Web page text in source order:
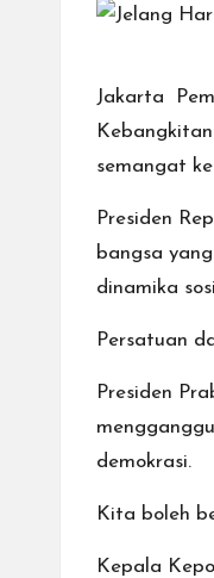
Jakarta 
semangat
Presiden
bangsa
dinamika
Persatuan
Presiden
demokrasi.
Kita boleh
Kepala